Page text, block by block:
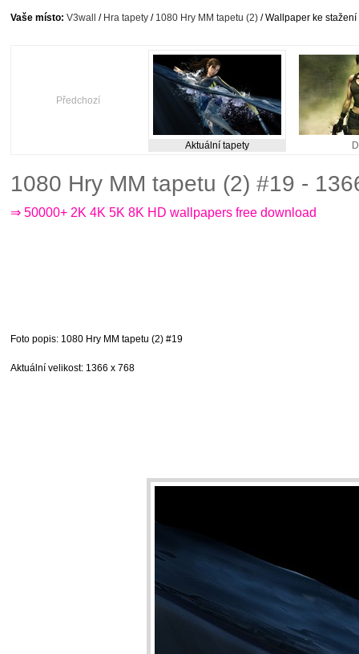
Vaše místo: V3wall / Hra tapety / 1080 Hry MM tapetu (2) / Wallpaper ke stažení
Předchozí
Aktuální tapety
1080 Hry MM tapetu (2) #19 -
⇒ 50000+ 2K 4K 5K 8K HD wallpapers free download
Foto popis: 1080 Hry MM tapetu (2) #19
Aktuální velikost: 1366 x 768